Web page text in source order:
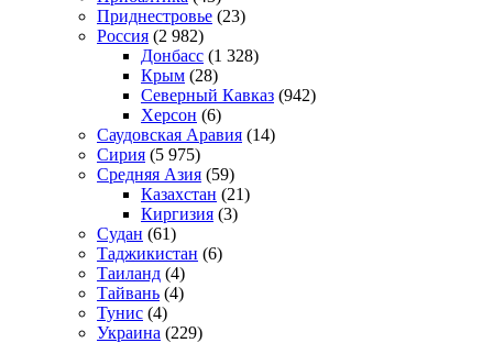
Приднестровье (23)
Россия (2 982)
Донбасс (1 328)
Крым (28)
Северный Кавказ (942)
Херсон (6)
Саудовская Аравия (14)
Сирия (5 975)
Средняя Азия (59)
Казахстан (21)
Киргизия (3)
Судан (61)
Таджикистан (6)
Таиланд (4)
Тайвань (4)
Тунис (4)
Украина (229)